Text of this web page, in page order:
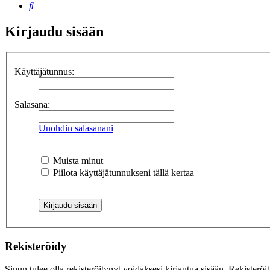
Etsi
Kirjaudu sisään
Käyttäjätunnus:
Salasana:
Unohdin salasanani
Muista minut
Piilota käyttäjätunnukseni tällä kertaa
Rekisteröidy